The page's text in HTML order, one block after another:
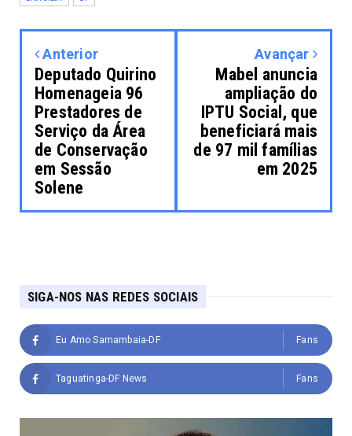
Anterior
Deputado Quirino
Homenageia 96
Prestadores de
Serviço da Área
de Conservação
em Sessão
Solene
Avançar
Mabel anuncia
ampliação do
IPTU Social, que
beneficiará mais
de 97 mil famílias
em 2025
SIGA-NOS NAS REDES SOCIAIS
Eu Amo Samambaia-DF Fans
Taguatinga-DF News Fans